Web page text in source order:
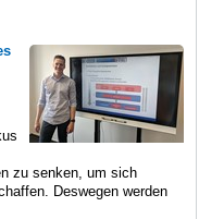
zu senken, um sich
Deswegen werden